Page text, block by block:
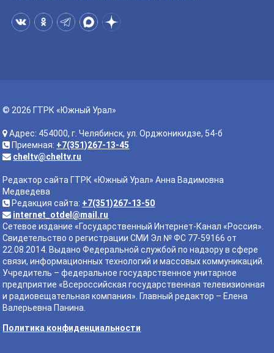
© 2026 ГТРК «Южный Урал»
Адрес: 454000, г. Челябинск, ул. Орджоникидзе, 54-б
Приемная: +7(351)267-13-45
cheltv@cheltv.ru
Редактор сайта ГТРК «Южный Урал» Анна Вадимовна
Медведева
Редакция сайта: +7(351)267-13-50
internet_otdel@mail.ru
Сетевое издание «Государственный Интернет-Канал «Россия».
Свидетельство о регистрации СМИ Эл № ФС 77-59166 от
22.08.2014. Выдано Федеральной службой по надзору в сфере
связи, информационных технологий и массовых коммуникаций.
Учредитель – федеральное государственное унитарное
предприятие «Всероссийская государственная телевизионная
и радиовещательная компания». Главный редактор – Елена
Валерьевна Панина.
Политика конфиденциальности